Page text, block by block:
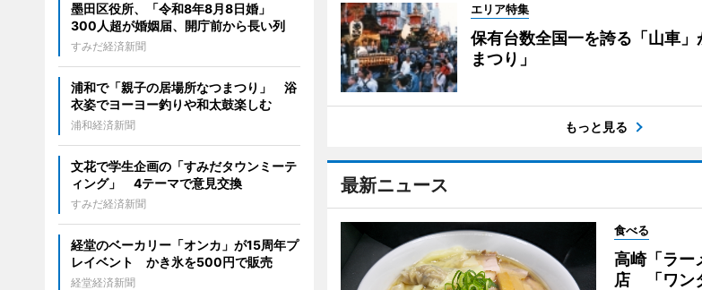
エリア特集
保有台数全国一を誇る「山車
まつり」
もっと見る
最新ニュース
食べる
高崎「ラー
店 「ワン
墨田区役所、「令和8年8月8日婚」
300人超が婚姻届、開庁前から長い列
すみだ経済新聞
浦和で「親子の居場所なつまつり」 浴
衣姿でヨーヨー釣りや和太鼓楽しむ
浦和経済新聞
文花で学生企画の「すみだタウンミーテ
ィング」 4テーマで意見交換
すみだ経済新聞
経堂のベーカリー「オンカ」が15周年プ
レイベント かき氷を500円で販売
経堂経済新聞